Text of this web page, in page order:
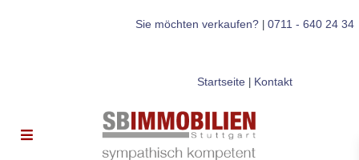
Sie möchten verkaufen?| 0711 - 640 24 34
Startseite| Kontakt